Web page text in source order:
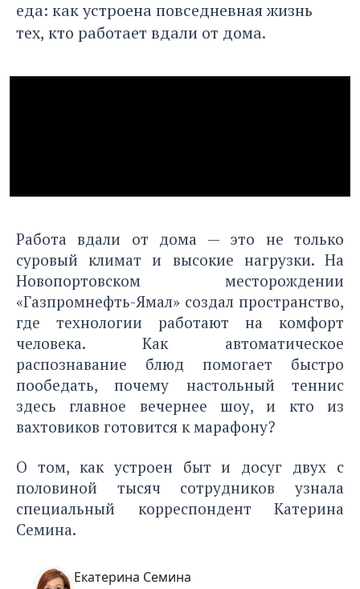
еда: как устроена повседневная жизнь
тех, кто работает вдали от дома.
Работа вдали от дома — это не только
суровый климат и высокие нагрузки. На
Новопортовском месторождении
«Газпромнефть-Ямал» создал пространство,
где технологии работают на комфорт
человека. Как автоматическое
распознавание блюд помогает быстро
пообедать, почему настольный теннис
здесь главное вечернее шоу, и кто из
вахтовиков готовится к марафону?
О том, как устроен быт и досуг двух с
половиной тысяч сотрудников узнала
специальный корреспондент Катерина
Семина.
Екатерина Семина